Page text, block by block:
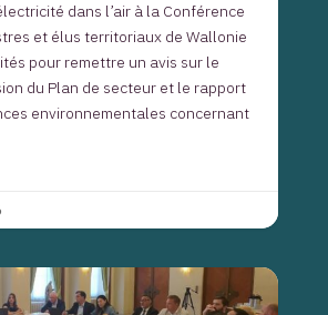
dans l’air à la Conférence
et élus territoriaux de Wallonie
pour remettre un avis sur le
du Plan de secteur et le rapport
environnementales concernant